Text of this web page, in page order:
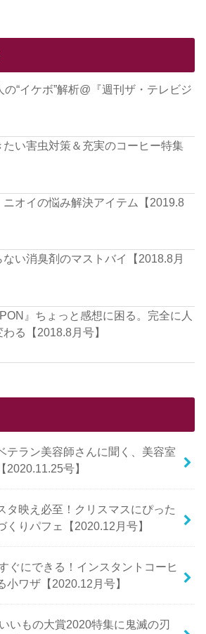
“イケボ”解析@『週刊ザ・テレビジ
たい害虫対策＆充実のコーヒー特集
ニオイの悩み解決アイテム【2019.8
ない消臭剤のマストバイ【2018.8月
』ちょっと感想に困る。完全に人
る【2018.8月号】
テラン美容師さんに聞く、美容室
2020.11.25号】
タ映え必至！クリスマスにぴった
くりパフェ【2020.12月号】
ぐにできる！インスタントコーヒ
小ワザ【2020.12月号】
いもの大賞2020特集に鬼滅の刃